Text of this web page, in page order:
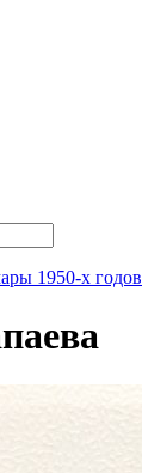
1950-х годов